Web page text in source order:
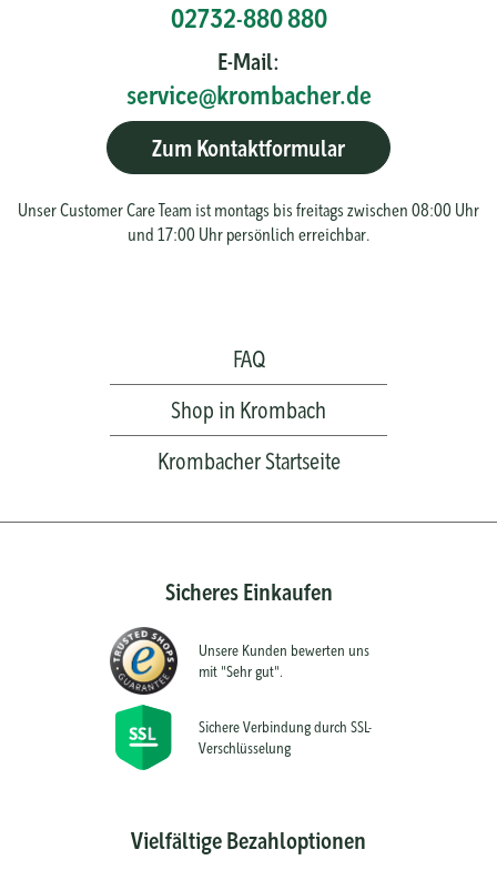
02732-880 880
E-Mail:
service@krombacher.de
Zum Kontaktformular
Unser Customer Care Team ist montags bis freitags zwischen 08:00 Uhr
und 17:00 Uhr persönlich erreichbar.
FAQ
Shop in Krombach
Krombacher Startseite
Sicheres Einkaufen
Unsere Kunden bewerten uns
mit "Sehr gut".
Sichere Verbindung durch SSL-
Verschlüsselung
Vielfältige Bezahloptionen